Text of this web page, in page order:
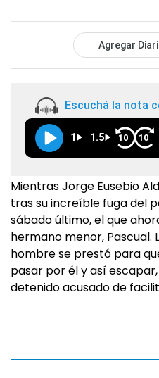
Agregar
Escuchá la nota
1 1.5 10 10
Mientras Jorge Eusebio
tras su increíble fuga del
sábado último, el que
hermano menor, Pascual.
hombre se prestó para
pasar por él y así
detenido acusado de